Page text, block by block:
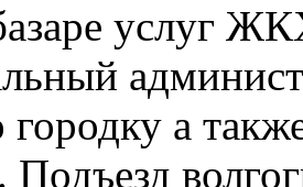
услуг
городку а